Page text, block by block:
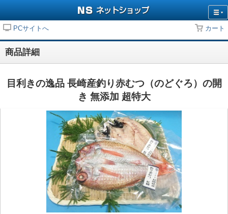
PCサイトへ カート
商品詳細
目利きの逸品 長崎産釣り赤むつ（のどぐろ）の開
き 無添加 超特大